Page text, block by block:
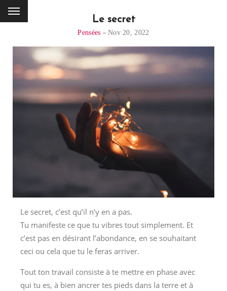
Le secret
Pensées Nov 20, 2022
Le secret, c’est qu’il n’y en a pas.
Tu manifeste ce que tu vibres tout simplement. Et
c’est pas en désirant l’abondance, en se souhaitant
ceci ou cela que tu le feras arriver.
Tout ton travail consiste à te mettre en phase avec
qui tu es, à bien ancrer tes pieds dans la terre et à